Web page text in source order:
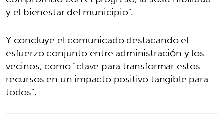
y el bienestar del municipio”.
Y concluye el comunicado destacando el
esfuerzo conjunto entre administración y los
vecinos, como “clave para transformar estos
recursos en un impacto positivo tangible para
todos”.